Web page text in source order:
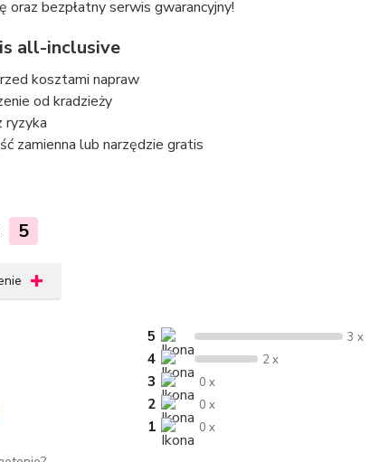
oraz bezpłatny serwis gwarancyjny!
all-inclusive
kosztami napraw
od kradzieży
ryzyka
zamienna lub narzędzie gratis
5
5 3 x
4 2 x
3 0 x
2 0 x
1 0 x